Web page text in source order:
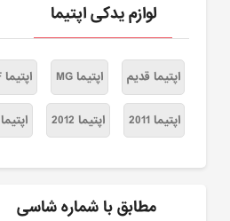
لوازم یدکی اپتیما
اپتیما قدیم اپتیما MG اپتیما TF
اپتیما 2011 اپتیما 2012 اپتیما 2013
مطابق با شماره شاسی